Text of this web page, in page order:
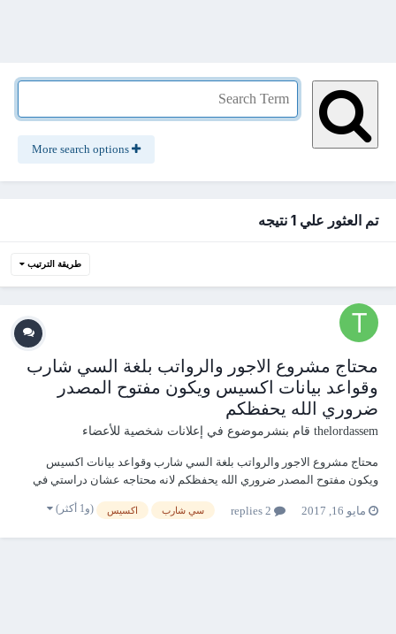
تم العثور علي 1 نتيجه
طريقة الترتيب
محتاج مشروع الاجور والرواتب بلغة السي شارب
وقواعد بيانات اكسيس ويكون مفتوح المصدر
ضروري الله يحفظكم
thelordassem قام بنشرموضوع في إعلانات شخصية للأعضاء
محتاج مشروع الاجور والرواتب بلغة السي شارب وقواعد بيانات اكسيس
ويكون مفتوح المصدر ضروري الله يحفظكم لانه محتاجه عشان دراستي في
مايو 16, 2017
سي شارب اكسيس (و1 أكثر)